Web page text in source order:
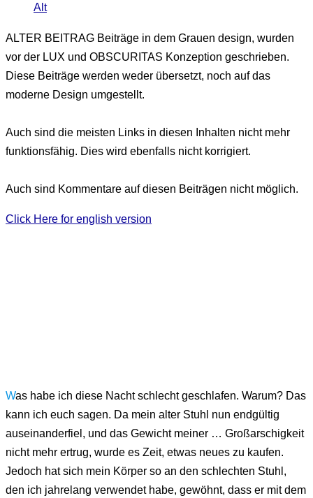
Alt
ALTER BEITRAG Beiträge in dem Grauen design, wurden
vor der LUX und OBSCURITAS Konzeption geschrieben.
Diese Beiträge werden weder übersetzt, noch auf das
moderne Design umgestellt.
Auch sind die meisten Links in diesen Inhalten nicht mehr
funktionsfähig. Dies wird ebenfalls nicht korrigiert.
Auch sind Kommentare auf diesen Beiträgen nicht möglich.
Click Here for english version
Was habe ich diese Nacht schlecht geschlafen. Warum? Das
kann ich euch sagen. Da mein alter Stuhl nun endgültig
auseinanderfiel, und das Gewicht meiner … Großarschigkeit
nicht mehr ertrug, wurde es Zeit, etwas neues zu kaufen.
Jedoch hat sich mein Körper so an den schlechten Stuhl,
den ich jahrelang verwendet habe, gewöhnt, dass er mit dem